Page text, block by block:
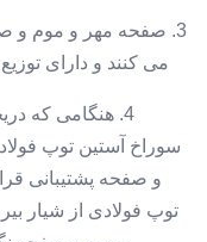
3. صفحه مهر و موم و
می کنند و دارای
4. هنگامی که
سوراخ آستین توپ
و صفحه پشتیبانی
توپ فولادی از شیار